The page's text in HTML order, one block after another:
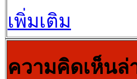
เพิ่มเติม
ความคิดเห็นล่